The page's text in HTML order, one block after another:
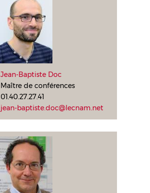
Jean-Baptiste Doc
Maître de conférences
01.40.27.27.41
jean-baptiste.doc@lecnam.net